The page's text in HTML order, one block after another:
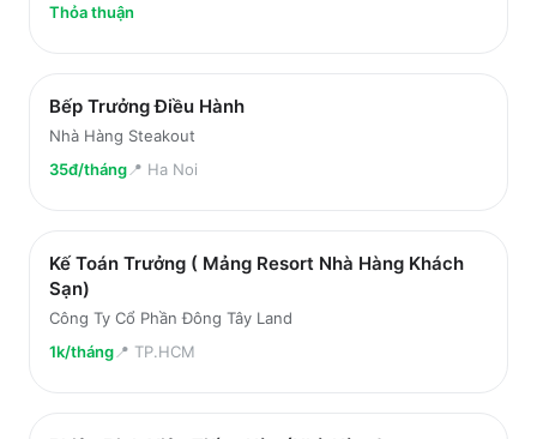
Thỏa thuận
Bếp Trưởng Điều Hành
Nhà Hàng Steakout
35đ/tháng📍 Ha Noi
Kế Toán Trưởng ( Mảng Resort Nhà Hàng Khách
Sạn)
Công Ty Cổ Phần Đông Tây Land
1k/tháng📍 TP.HCM